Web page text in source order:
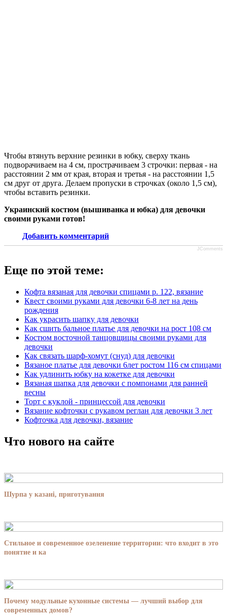
Чтобы втянуть верхние резинки в юбку, сверху ткань
подворачиваем на 4 см, прострачиваем 3 строчки: первая - на
расстоянии 2 мм от края, вторая и третья - на расстоянии 1,5
см друг от друга. Делаем пропуски в строчках (около 1,5 см),
чтобы вставить резинки.
Украинский костюм (вышиванка и юбка) для девочки
своими руками готов!
Добавить комментарий
JComments
Еще по этой теме:
Кофта вязаная для девочки спицами р. 122, вязание
Квест своими руками для девочки 6-8 лет на день
рождения
Как украсить шапку для девочки
Как сшить бальное платье для девочки на рост 108 см
Костюм восточной танцовщицы своими руками для
девочки
Как связать шарф-хомут (снуд) для девочки
Вязаное платье для девочки 6лет ростом 116 см спицами
Как удлинить юбку на кокетке для девочки
Вязаная шапка для девочки с помпонами для ранней
весны
Торт с куклой - принцессой для девочки
Вязание кофточки с рукавом реглан для девочки 3 лет
Кофточка для девочки, вязание
Что нового на сайте
Шурпа у казані, приготування
Стильное и современное озеленение территории: что входит в это
понятие и ка
Почему модульные кухонные системы — лучший выбор для
современных домов?